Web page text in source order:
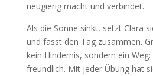
neugierig macht und verbindet.
Als die Sonne sinkt, setzt Clara
und fasst den Tag zusammen.
kein Hindernis, sondern ein
freundlich. Mit jeder Übung hat